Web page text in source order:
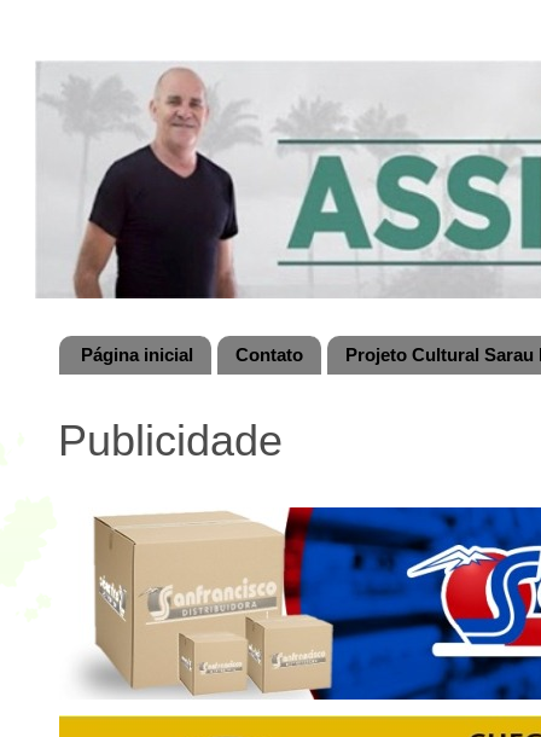
Página inicial Contato Projeto Cultural
Publicidade